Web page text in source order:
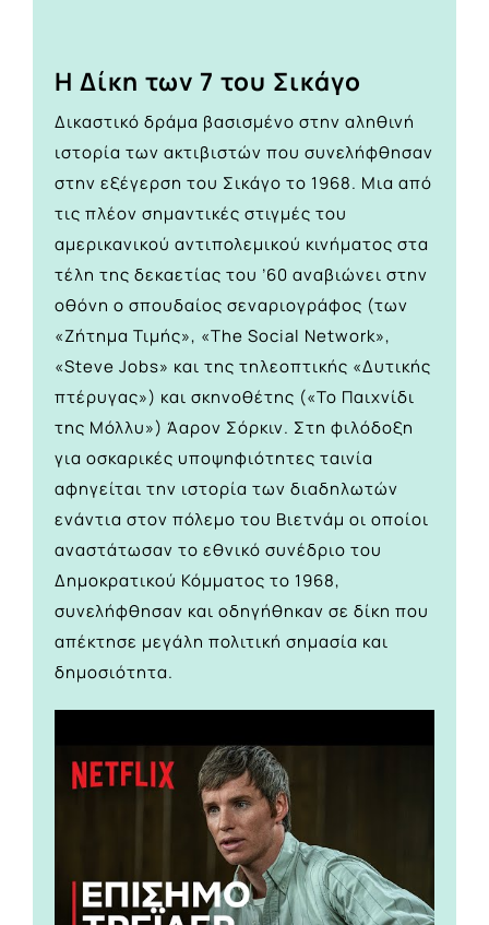
Η Δίκη των 7 του Σικάγο
Δικαστικό δράμα βασισμένο στην αληθινή
ιστορία των ακτιβιστών που συνελήφθησαν
στην εξέγερση του Σικάγο το 1968. Μια από
τις πλέον σημαντικές στιγμές του
αμερικανικού αντιπολεμικού κινήματος στα
τέλη της δεκαετίας του ’60 αναβιώνει στην
οθόνη ο σπουδαίος σεναριογράφος (των
«Ζήτημα Τιμής», «The Social Network»,
«Steve Jobs» και της τηλεοπτικής «Δυτικής
πτέρυγας») και σκηνοθέτης («Το Παιχνίδι
της Μόλλυ») Άαρον Σόρκιν. Στη φιλόδοξη
για οσκαρικές υποψηφιότητες ταινία
αφηγείται την ιστορία των διαδηλωτών
ενάντια στον πόλεμο του Βιετνάμ οι οποίοι
αναστάτωσαν το εθνικό συνέδριο του
Δημοκρατικού Κόμματος το 1968,
συνελήφθησαν και οδηγήθηκαν σε δίκη που
απέκτησε μεγάλη πολιτική σημασία και
δημοσιότητα.